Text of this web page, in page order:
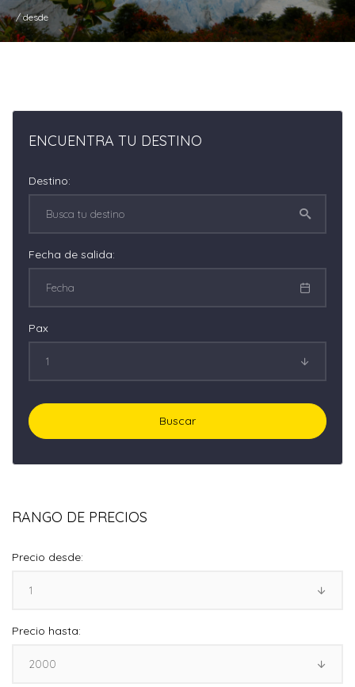
/ desde
ENCUENTRA TU DESTINO
Destino:
Fecha de salida:
Pax
RANGO DE PRECIOS
Precio desde:
Precio hasta: